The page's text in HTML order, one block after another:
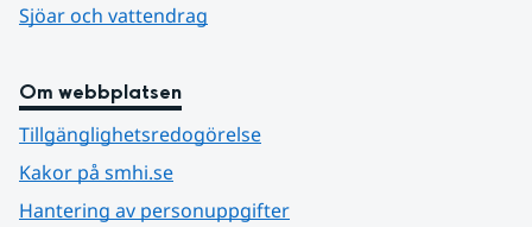
Sjöar och vattendrag
Om webbplatsen
Tillgänglighetsredogörelse
Kakor på smhi.se
Hantering av personuppgifter